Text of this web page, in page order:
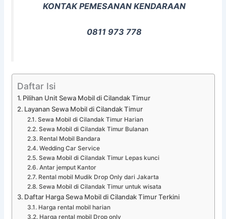
KONTAK PEMESANAN KENDARAAN
0811 973 778
Daftar Isi
Pilihan Unit Sewa Mobil di Cilandak Timur
Layanan Sewa Mobil di Cilandak Timur
Sewa Mobil di Cilandak Timur Harian
Sewa Mobil di Cilandak Timur Bulanan
Rental Mobil Bandara
Wedding Car Service
Sewa Mobil di Cilandak Timur Lepas kunci
Antar jemput Kantor
Rental mobil Mudik Drop Only dari Jakarta
Sewa Mobil di Cilandak Timur untuk wisata
Daftar Harga Sewa Mobil di Cilandak Timur Terkini
Harga rental mobil harian
Harga rental mobil Drop only